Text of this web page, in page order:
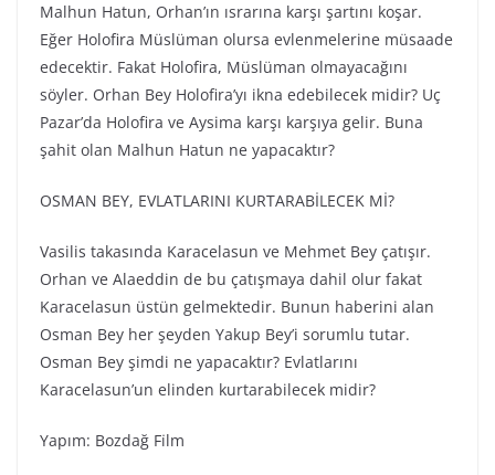
Malhun Hatun, Orhan’ın ısrarına karşı şartını koşar.
Eğer Holofira Müslüman olursa evlenmelerine müsaade
edecektir. Fakat Holofira, Müslüman olmayacağını
söyler. Orhan Bey Holofira’yı ikna edebilecek midir? Uç
Pazar’da Holofira ve Aysima karşı karşıya gelir. Buna
şahit olan Malhun Hatun ne yapacaktır?
OSMAN BEY, EVLATLARINI KURTARABİLECEK Mİ?
Vasilis takasında Karacelasun ve Mehmet Bey çatışır.
Orhan ve Alaeddin de bu çatışmaya dahil olur fakat
Karacelasun üstün gelmektedir. Bunun haberini alan
Osman Bey her şeyden Yakup Bey’i sorumlu tutar.
Osman Bey şimdi ne yapacaktır? Evlatlarını
Karacelasun’un elinden kurtarabilecek midir?
Yapım: Bozdağ Fi̇lm